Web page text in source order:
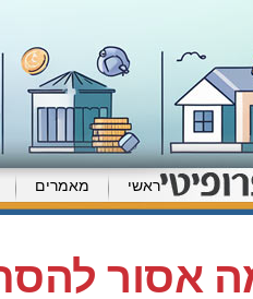
מאמרים ראשי
אסור